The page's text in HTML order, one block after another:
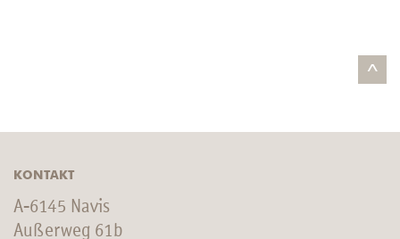
^
KONTAKT
A-6145 Navis
Außerweg 61b